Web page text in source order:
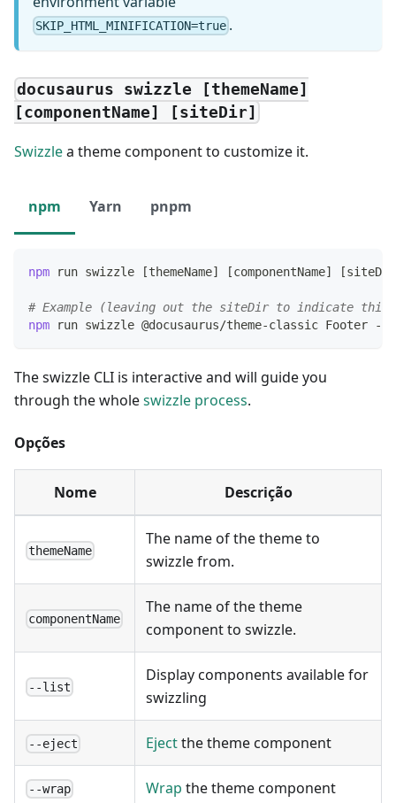
SKIP_HTML_MINIFICATION=true .
docusaurus swizzle [themeName]
[componentName] [siteDir]
Swizzlea theme component to customize it.
npm Yarn pnpm
npm run swizzle [themeName] [componentName] [siteDir
# Example (leaving out the siteDir to indicate this
npm run swizzle @docusaurus/theme-classic Footer --
The swizzle CLI is interactive and will guide you
through the wholeswizzle process.
Opções
Nome Descrição
themeName
The name of the theme to
swizzle from.
componentName
The name of the theme
component to swizzle.
--list
Display components available for
swizzling
--eject Ejectthe theme component
--wrap Wrap the theme component